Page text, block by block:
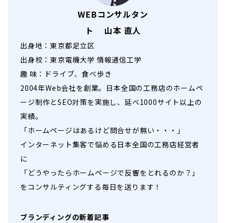
WEBコンサルタン
ト 山本 直人
出身地：東京都足立区
出身校：東京電機大学 情報通信工学
趣 味：ドライブ、食べ歩き
2004年Web会社を創業。日本全国の工務店のホームペ
ージ制作とSEO対策を実施し、延べ1000サイト以上の
実績。
「ホームページはあるけど問合せが無い・・・」
インターネット集客で悩める日本全国の工務店経営者
に
「どうやったらホームページで反響をとれるのか？」
をコンサルティングする毎日を送ります！
ブランディングの新着記事